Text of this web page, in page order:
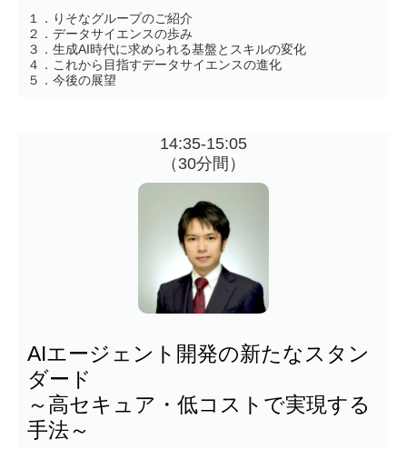
１．りそなグループのご紹介
２．データサイエンスの歩み
３．生成AI時代に求められる基盤とスキルの変化
４．これから目指すデータサイエンスの進化
５．今後の展望
14:35-15:05
（30分間）
AIエージェント開発の新たなスタン
ダード
～高セキュア・低コストで実現する
手法～